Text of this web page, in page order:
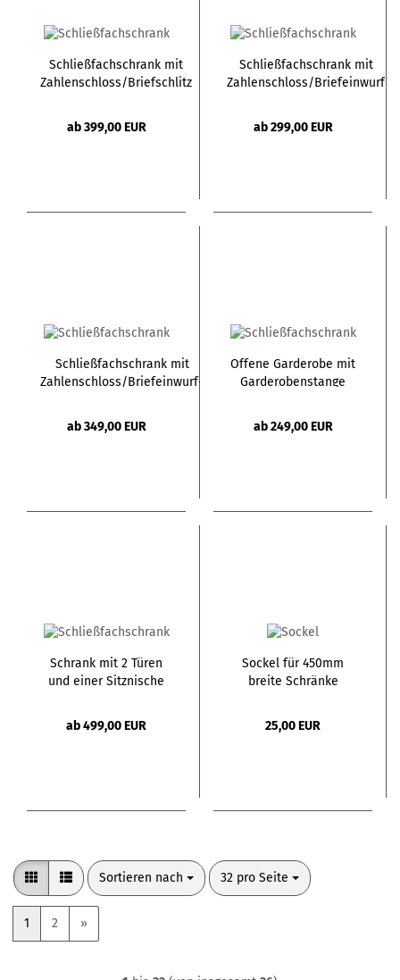
Schließfachschrank mit
Zahlenschloss/Briefschlitz
ab 399,00 EUR
Schließfachschrank mit
Zahlenschloss/Briefeinwurf
ab 299,00 EUR
Schließfachschrank mit
Zahlenschloss/Briefeinwurf-
ab 349,00 EUR
Offene Garderobe mit
Garderobenstange
ab 249,00 EUR
Schrank mit 2 Türen
und einer Sitznische
ab 499,00 EUR
Sockel für 450mm
breite Schränke
25,00 EUR
Sortieren nach
Sortieren nach 32 pro Seite
pro Seite
1 2 »